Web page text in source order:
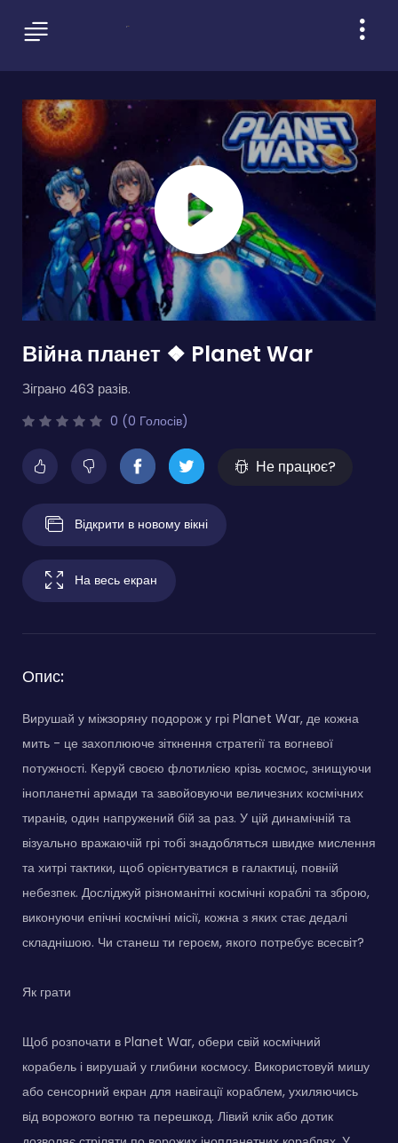
Війна планет ❖ Planet War
Зіграно 463 разів.
0 (0 Голосів)
Не працює?
Відкрити в новому вікні
На весь екран
Опис:
Вирушай у міжзоряну подорож у грі Planet War, де кожна
мить - це захоплююче зіткнення стратегії та вогневої
потужності. Керуй своєю флотилією крізь космос, знищуючи
інопланетні армади та завойовуючи величезних космічних
тиранів, один напружений бій за раз. У цій динамічній та
візуально вражаючій грі тобі знадобляться швидке мислення
та хитрі тактики, щоб орієнтуватися в галактиці, повній
небезпек. Досліджуй різноманітні космічні кораблі та зброю,
виконуючи епічні космічні місії, кожна з яких стає дедалі
складнішою. Чи станеш ти героєм, якого потребує всесвіт?
Як грати
Щоб розпочати в Planet War, обери свій космічний
корабель і вирушай у глибини космосу. Використовуй мишу
або сенсорний екран для навігації кораблем, ухиляючись
від ворожого вогню та перешкод. Лівий клік або дотик